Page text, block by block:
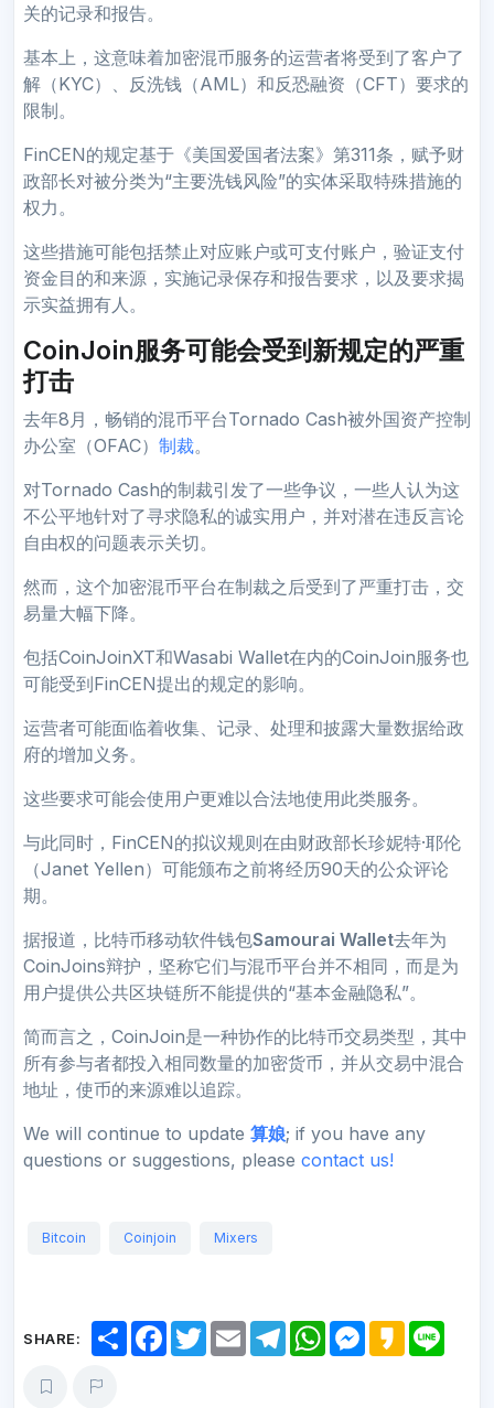
关的记录和报告。
基本上，这意味着加密混币服务的运营者将受到了客户了
解（KYC）、反洗钱（AML）和反恐融资（CFT）要求的
限制。
FinCEN的规定基于《美国爱国者法案》第311条，赋予财
政部长对被分类为“主要洗钱风险”的实体采取特殊措施的
权力。
这些措施可能包括禁止对应账户或可支付账户，验证支付
资金目的和来源，实施记录保存和报告要求，以及要求揭
示实益拥有人。
CoinJoin服务可能会受到新规定的严重
打击
去年8月，畅销的混币平台Tornado Cash被外国资产控制
办公室（OFAC） 制裁。
对Tornado Cash的制裁引发了一些争议，一些人认为这
不公平地针对了寻求隐私的诚实用户，并对潜在违反言论
自由权的问题表示关切。
然而，这个加密混币平台在制裁之后受到了严重打击，交
易量大幅下降。
包括CoinJoinXT和Wasabi Wallet在内的CoinJoin服务也
可能受到FinCEN提出的规定的影响。
运营者可能面临着收集、记录、处理和披露大量数据给政
府的增加义务。
这些要求可能会使用户更难以合法地使用此类服务。
与此同时，FinCEN的拟议规则在由财政部长珍妮特·耶伦
（Janet Yellen）可能颁布之前将经历90天的公众评论
期。
据报道，比特币移动软件钱包Samourai Wallet去年为
CoinJoins辩护，坚称它们与混币平台并不相同，而是为
用户提供公共区块链所不能提供的“基本金融隐私”。
简而言之，CoinJoin是一种协作的比特币交易类型，其中
所有参与者都投入相同数量的加密货币，并从交易中混合
地址，使币的来源难以追踪。
We will continue to update 算娘; if you have any
questions or suggestions, please contact us!
Bitcoin Coinjoin Mixers
SHARE:
S
h
F
a
T
w
E
m
T
e
W
h
M
e
K
a